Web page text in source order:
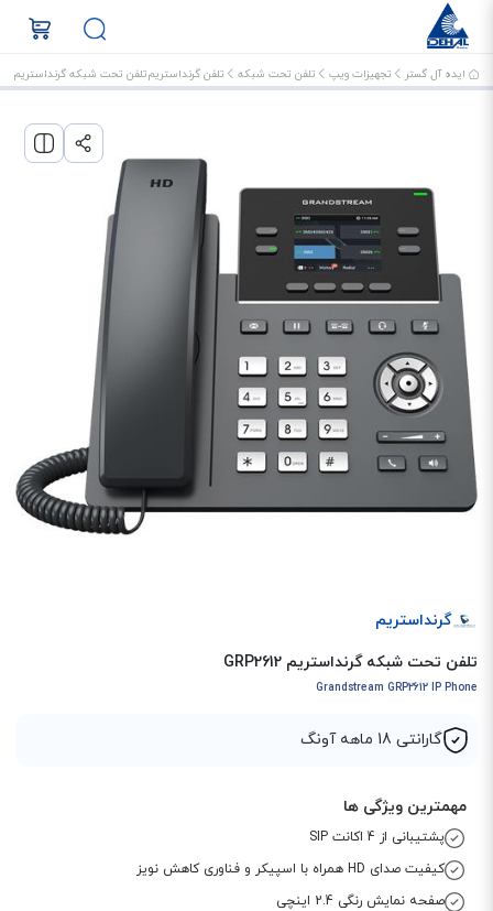
ایده آل گستر تجهیزات ویپ تلفن تحت شبکه تلفن گرنداستریمتلفن تحت شبکه گرنداستریم GRP2612
گرنداستریم
تلفن تحت شبکه گرنداستریم GRP2612
Grandstream GRP2612 IP Phone
گارانتی 18 ماهه آونگ
مهمترین ویژگی ها
پشتیبانی از 4 اکانت SIP
کیفیت صدای HD همراه با اسپیکر و فناوری کاهش نویز
صفحه نمایش رنگی 2.4 اینچی